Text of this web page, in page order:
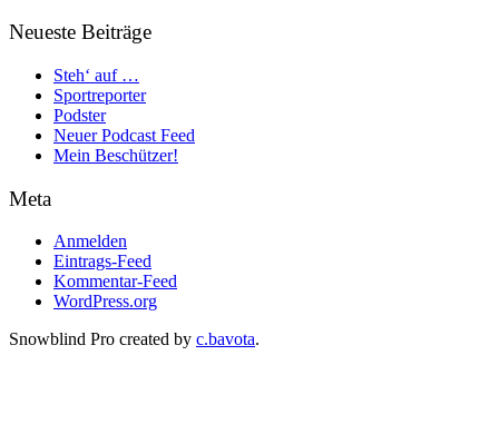
Neueste Beiträge
Steh‘ auf …
Sportreporter
Podster
Neuer Podcast Feed
Mein Beschützer!
Meta
Anmelden
Eintrags-Feed
Kommentar-Feed
WordPress.org
Snowblind Pro created by c.bavota.